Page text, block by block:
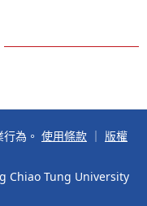
為。 使用條款 ｜ 版權
Chiao Tung University